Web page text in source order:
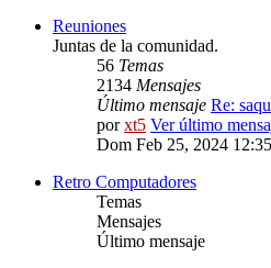
Reuniones
Juntas de la comunidad.
56 Temas
2134 Mensajes
Último mensaje Re:
porxt5 Ver último
Dom Feb 25, 2024
Retro Computadores
Temas
Mensajes
Último mensaje